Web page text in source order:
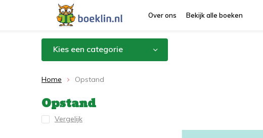
Over ons Bekijk alle boeken
Kies een categorie
Home Opstand
Opstand
Vergelijk